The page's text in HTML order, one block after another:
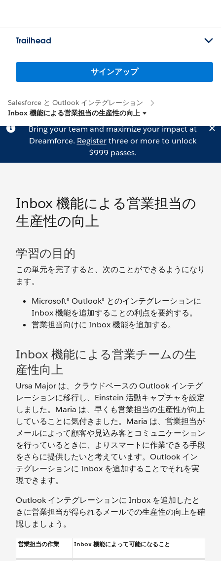
Trailhead
サインアップ
Salesforce と Outlook インテグレーション
Inbox 機能による営業担当の生産性の向上
Bring your team and maximize your impact at
Dreamforce. Registerthree or more to unlock
$999 passes.
Inbox 機能による営業担当の
生産性の向上
学習の目的
この単元を完了すると、次のことができるようになり
ます。
Microsoft® Outlook® とのインテグレーションに
Inbox 機能を追加することの利点を要約する。
営業担当向けに Inbox 機能を追加する。
Inbox 機能による営業チームの生
産性向上
Ursa Major は、クラウドベースの Outlook インテグ
レーションに移行し、Einstein 活動キャプチャを設定
しました。Maria は、早くも営業担当の生産性が向上
していることに気付きました。Maria は、営業担当が
メールによって顧客や見込み客とコミュニケーション
を行っているときに、よりスマートに作業できる手段
をさらに提供したいと考えています。Outlook イン
テグレーションに Inbox を追加することでそれを実
現できます。
Outlook インテグレーションに Inbox を追加したと
きに営業担当が得られるメールでの生産性の向上を確
認しましょう。
営業担当の作業 Inbox 機能によって可能になること